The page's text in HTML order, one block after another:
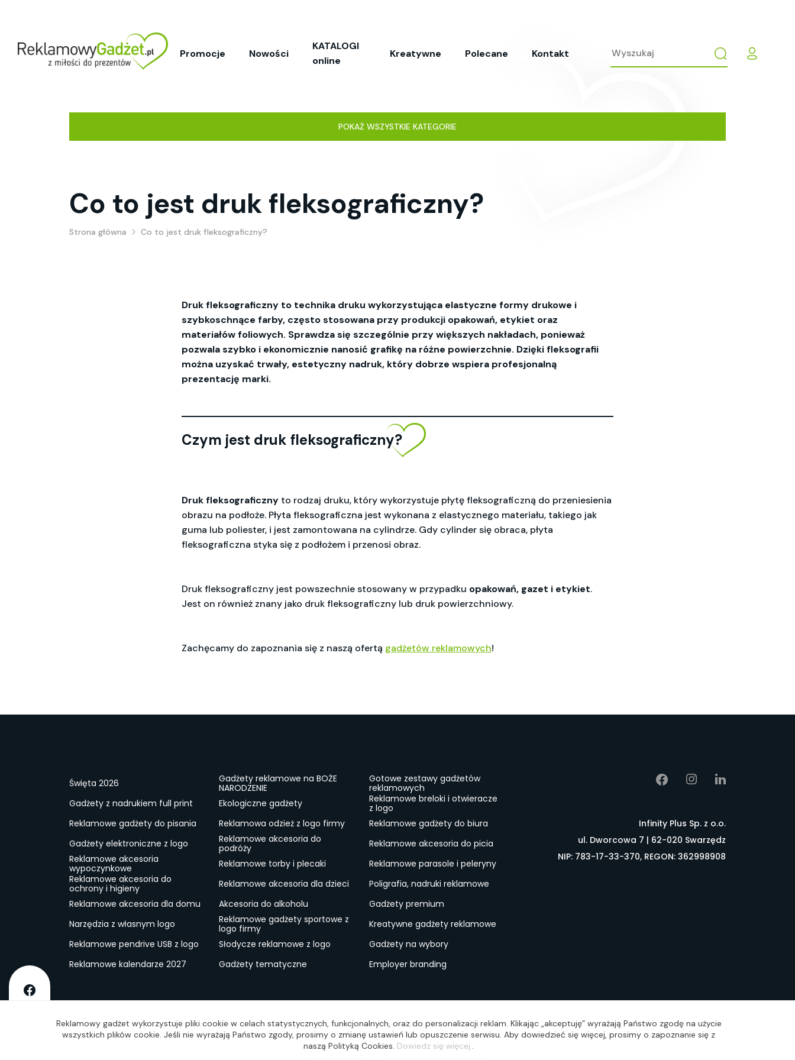
Promocje Nowości
KATALOGI
online
Kreatywne Polecane Kontakt
POKAŻ WSZYSTKIE KATEGORIE
Co to jest druk fleksograficzny?
Strona główna Co to jest druk fleksograficzny?
Druk fleksograficzny to technika druku wykorzystująca elastyczne formy drukowe i
szybkoschnące farby, często stosowana przy produkcji opakowań, etykiet oraz
materiałów foliowych. Sprawdza się szczególnie przy większych nakładach, ponieważ
pozwala szybko i ekonomicznie nanosić grafikę na różne powierzchnie. Dzięki fleksografii
można uzyskać trwały, estetyczny nadruk, który dobrze wspiera profesjonalną
prezentację marki.
Czym jest druk fleksograficzny?
Druk fleksograficzny to rodzaj druku, który wykorzystuje płytę fleksograficzną do przeniesienia
obrazu na podłoże. Płyta fleksograficzna jest wykonana z elastycznego materiału, takiego jak
guma lub poliester, i jest zamontowana na cylindrze. Gdy cylinder się obraca, płyta
fleksograficzna styka się z podłożem i przenosi obraz.
Druk fleksograficzny jest powszechnie stosowany w przypadku opakowań, gazet i etykiet.
Jest on również znany jako druk fleksograficzny lub druk powierzchniowy.
Zachęcamy do zapoznania się z naszą ofertą gadżetów reklamowych!
Święta 2026
Gadżety reklamowe na BOŻE
NARODZENIE
Gotowe zestawy gadżetów
reklamowych
Gadżety z nadrukiem full print
Ekologiczne gadżety
Reklamowe breloki i otwieracze
z logo
Reklamowe gadżety do pisania
Reklamowa odzież z logo firmy
Reklamowe gadżety do biura
Gadżety elektroniczne z logo
Reklamowe akcesoria do
podróży
Reklamowe akcesoria do picia
Reklamowe akcesoria
wypoczynkowe
Reklamowe torby i plecaki
Reklamowe parasole i peleryny
Reklamowe akcesoria do
ochrony i higieny
Reklamowe akcesoria dla dzieci
Poligrafia, nadruki reklamowe
Reklamowe akcesoria dla domu
Akcesoria do alkoholu
Gadżety premium
Narzędzia z własnym logo
Reklamowe gadżety sportowe z
logo firmy
Kreatywne gadżety reklamowe
Reklamowe pendrive USB z logo
Słodycze reklamowe z logo
Gadżety na wybory
Reklamowe kalendarze 2027
Gadżety tematyczne Employer branding
Infinity Plus Sp. z o.o.
ul. Dworcowa 7 | 62-020 Swarzędz
NIP: 783-17-33-370, REGON: 362998908
Reklamowy gadżet wykorzystuje pliki cookie w celach statystycznych, funkcjonalnych, oraz do personalizacji reklam. Klikając „akceptuję” wyrażają Państwo zgodę na użycie
wszystkich plików cookie. Jeśli nie wyrażają Państwo zgody, prosimy o zmianę ustawień lub opuszczenie serwisu. Aby dowiedzieć się więcej, prosimy o zapoznanie się z
naszą Polityką Cookies. Dowiedz się więcej..